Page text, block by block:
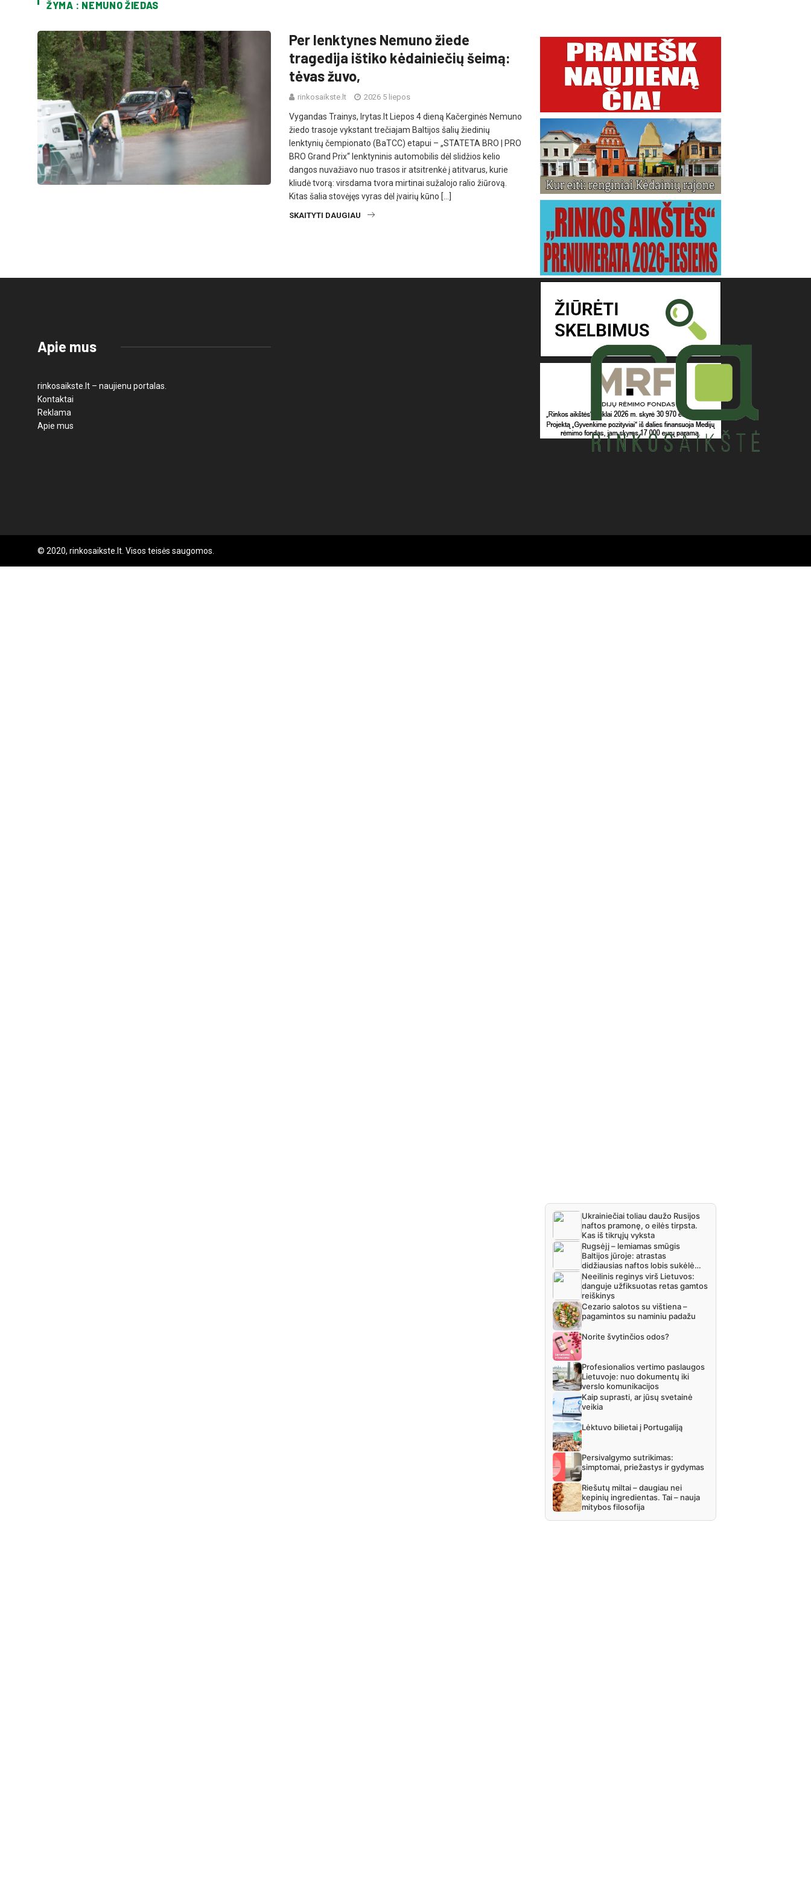
ŽYMA : NEMUNO ŽIEDAS
Per lenktynes Nemuno žiede
tragedija ištiko kėdainiečių šeimą:
tėvas žuvo,
rinkosaikste.lt 2026 5 liepos
Vygandas Trainys, lrytas.lt Liepos 4 dieną Kačerginės Nemuno
žiedo trasoje vykstant trečiajam Baltijos šalių žiedinių
lenktynių čempionato (BaTCC) etapui – „STATETA BRO | PRO
BRO Grand Prix“ lenktyninis automobilis dėl slidžios kelio
dangos nuvažiavo nuo trasos ir atsitrenkė į atitvarus, kurie
kliudė tvorą: virsdama tvora mirtinai sužalojo ralio žiūrovą.
Kitas šalia stovėjęs vyras dėl įvairių kūno […]
SKAITYTI DAUGIAU
Apie mus
rinkosaikste.lt – naujienu portalas.
Kontaktai
Reklama
Apie mus
© 2020, rinkosaikste.lt. Visos teisės saugomos.